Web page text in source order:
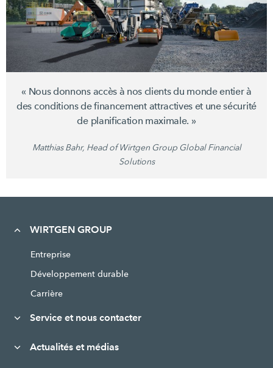
« Nous donnons accès à nos clients du monde entier à
des conditions de financement attractives et une sécurité
de planification maximale. »
Matthias Bahr, Head of Wirtgen Group Global Financial
Solutions
WIRTGEN GROUP
Entreprise
Développement durable
Carrière
Service et nous contacter
Actualités et médias